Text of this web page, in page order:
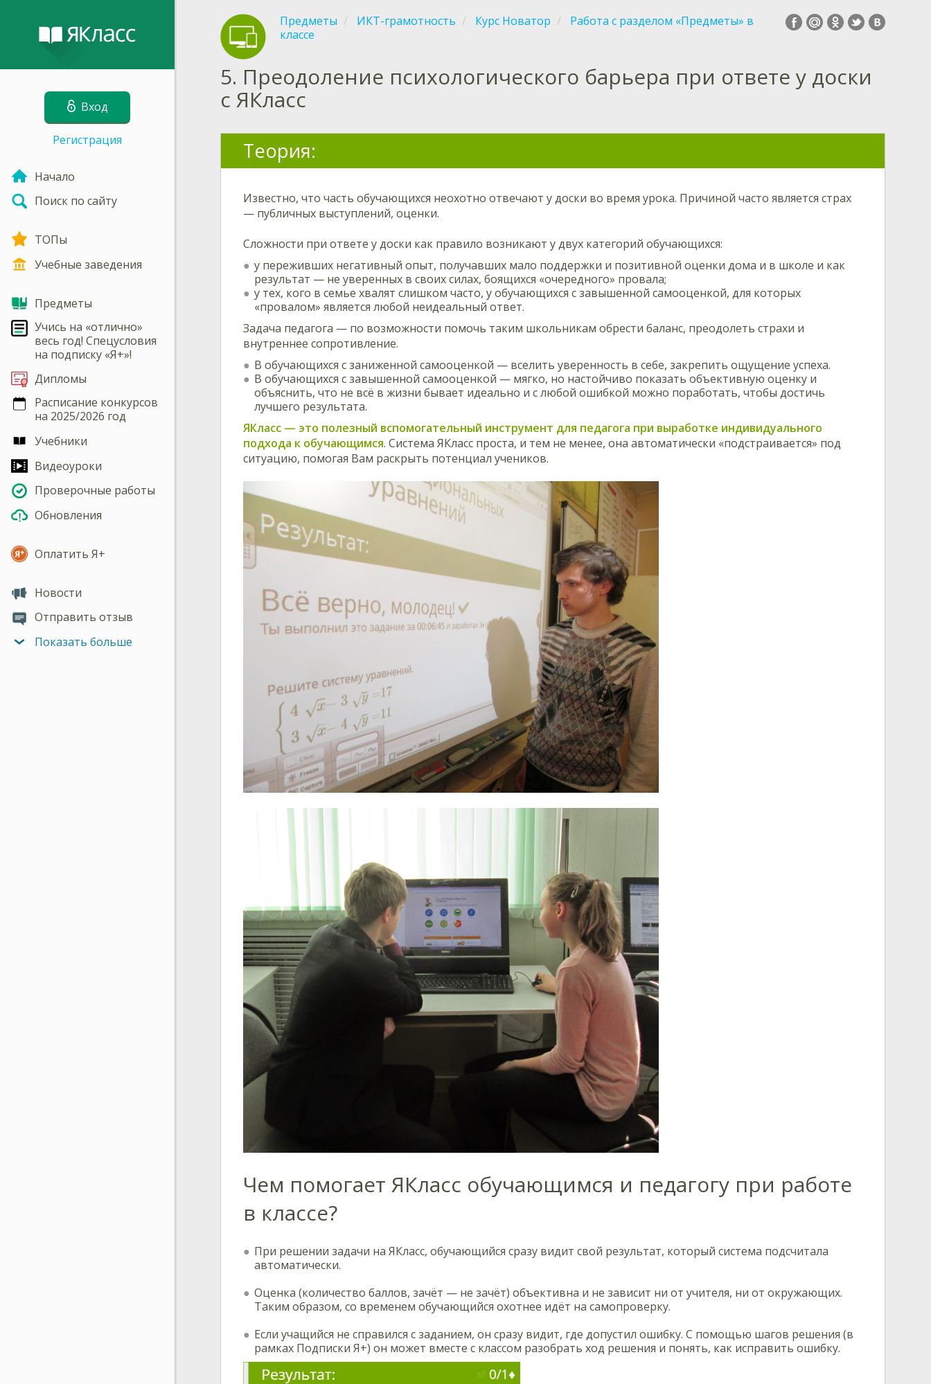
Вход
Регистрация
Начало
Поиск по сайту
ТОПы
Учебные заведения
Предметы
Учись на «отлично»
весь год! Спецусловия
на подписку «Я+»!
Дипломы
Расписание конкурсов
на 2025/2026 год
Учебники
Видеоуроки
Проверочные работы
Обновления
Оплатить Я+
Новости
Отправить отзыв
Показать больше
Предметы ИКТ-грамотность Курс Новатор
Работа с разделом «Предметы» в
классе
5. Преодоление психологического барьера при ответе у доски
с ЯКласс
Теория:
Известно, что часть обучающихся неохотно отвечают у доски во время урока. Причиной часто является страх
— публичных выступлений, оценки.
Сложности при ответе у доски как правило возникают у двух категорий обучающихся:
у переживших негативный опыт, получавших мало поддержки и позитивной оценки дома и в школе и как
результат — не уверенных в своих силах, боящихся «очередного» провала;
у тех, кого в семье хвалят слишком часто, у обучающихся с завышенной самооценкой, для которых
«провалом» является любой неидеальный ответ.
Задача педагога — по возможности помочь таким школьникам обрести баланс, преодолеть страхи и
внутреннее сопротивление.
В обучающихся с заниженной самооценкой — вселить уверенность в себе, закрепить ощущение успеха.
В обучающихся с завышенной самооценкой — мягко, но настойчиво показать объективную оценку и
объяснить, что не всё в жизни бывает идеально и с любой ошибкой можно поработать, чтобы достичь
лучшего результата.
ЯКласс — это полезный вспомогательный инструмент для педагога при выработке индивидуального
подхода к обучающимся. Система ЯКласс проста, и тем не менее, она автоматически «подстраивается» под
ситуацию, помогая Вам раскрыть потенциал учеников.
Чем помогает ЯКласс обучающимся и педагогу при работе
в классе?
При решении задачи на ЯКласс, обучающийся сразу видит свой результат, который система подсчитала
автоматически.
Оценка (количество баллов, зачёт — не зачёт) объективна и не зависит ни от учителя, ни от окружающих.
Таким образом, со временем обучающийся охотнее идёт на самопроверку.
Если учащийся не справился с заданием, он сразу видит, где допустил ошибку. С помощью шагов решения (в
рамках Подписки Я+) он может вместе с классом разобрать ход решения и понять, как исправить ошибку.